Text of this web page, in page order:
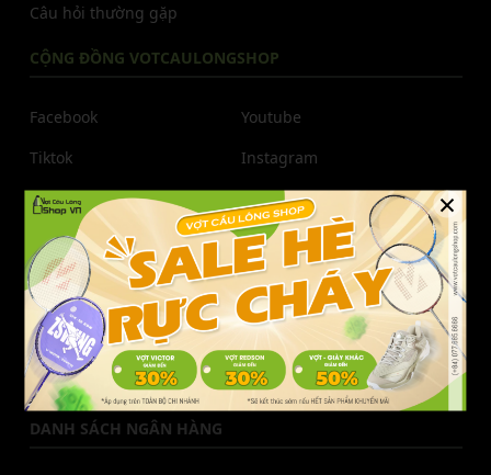
Câu hỏi thường gặp
CỘNG ĐỒNG VOTCAULONGSHOP
Facebook
Tiktok
Zalo
Youtube
Instagram
Pinterest
THÔNG TIN LIÊN HỆ
Liên hệ Vợt Cầu Lông Shop
Hotline CSKH:077.685.6666
Email:cskh@votcaulongshop.vn
DANH SÁCH NGÂN HÀNG
×